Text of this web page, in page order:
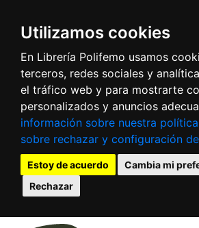
Utilizamos cookies
En Librería Polifemo usamos
terceros, redes sociales y
el tráfico web y para mostrarte
personalizados y anuncios
información sobre nuestra
sobre rechazar y configuración
Estoy de acuerdo
Cambia mi
Rechazar